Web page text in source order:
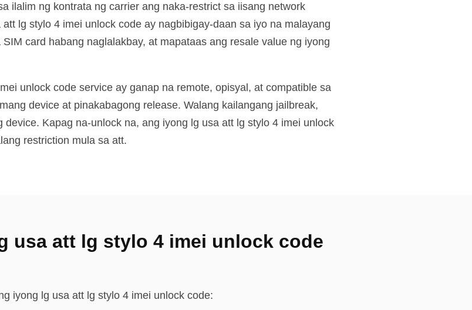
ilalim ng kontrata ng carrier ang naka-restrict sa iisang network
lg stylo 4 imei unlock code ay nagbibigay-daan sa iyo na malayang
card habang naglalakbay, at mapataas ang resale value ng iyong
unlock code service ay ganap na remote, opisyal, at compatible sa
device at pinakabagong release. Walang kailangang jailbreak,
Kapag na-unlock na, ang iyong lg usa att lg stylo 4 imei unlock
restriction mula sa att.
usa att lg stylo 4 imei unlock code
iyong lg usa att lg stylo 4 imei unlock code: